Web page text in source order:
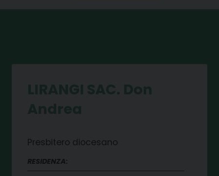
Presbitero diocesano
RESIDENZA: